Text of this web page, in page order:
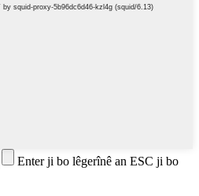
Enter ji bo lêgerînê an ESC ji bo